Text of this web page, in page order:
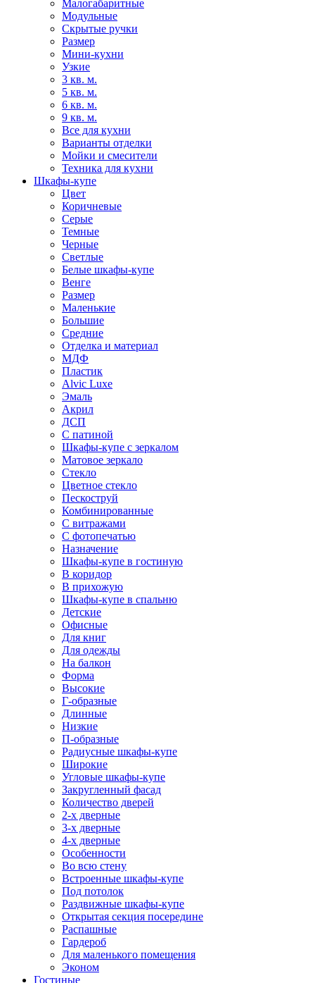
Малогабаритные
Модульные
Скрытые ручки
Размер
Мини-кухни
Узкие
3 кв. м.
5 кв. м.
6 кв. м.
9 кв. м.
Все для кухни
Варианты отделки
Мойки и смесители
Техника для кухни
Шкафы-купе
Цвет
Коричневые
Серые
Темные
Черные
Светлые
Белые шкафы-купе
Венге
Размер
Маленькие
Большие
Средние
Отделка и материал
МДФ
Пластик
Alvic Luxe
Эмаль
Акрил
ДСП
С патиной
Шкафы-купе с зеркалом
Матовое зеркало
Стекло
Цветное стекло
Пескоструй
Комбинированные
С витражами
С фотопечатью
Назначение
Шкафы-купе в гостиную
В коридор
В прихожую
Шкафы-купе в спальню
Детские
Офисные
Для книг
Для одежды
На балкон
Форма
Высокие
Г-образные
Длинные
Низкие
П-образные
Радиусные шкафы-купе
Широкие
Угловые шкафы-купе
Закругленный фасад
Количество дверей
2-х дверные
3-х дверные
4-х дверные
Особенности
Во всю стену
Встроенные шкафы-купе
Под потолок
Раздвижные шкафы-купе
Открытая секция посередине
Распашные
Гардероб
Для маленького помещения
Эконом
Гостиные